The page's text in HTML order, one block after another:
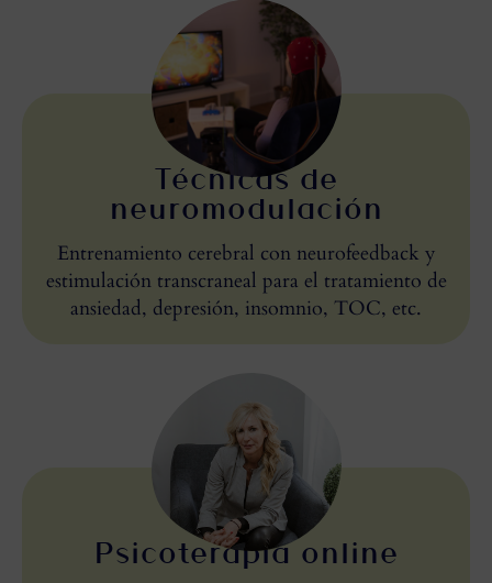
Técnicas de
neuromodulación
Entrenamiento cerebral con neurofeedback y
estimulación transcraneal para el tratamiento de
ansiedad, depresión, insomnio, TOC, etc.
Psicoterapia online